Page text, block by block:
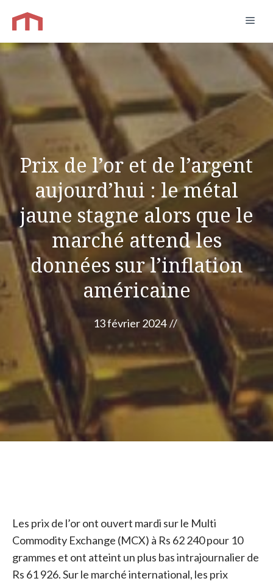
contenu
Prix ​​de l’or et de l’argent
aujourd’hui : le métal
jaune stagne alors que le
marché attend les
données sur l’inflation
américaine
13 février 2024 //
Les prix de l’or ont ouvert mardi sur le Multi
Commodity Exchange (MCX) à Rs 62 240 pour 10
grammes et ont atteint un plus bas intrajournalier de
Rs 61 926. Sur le marché international, les prix